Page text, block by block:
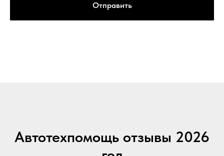
Отправить
Автотехпомощь отзывы 2026